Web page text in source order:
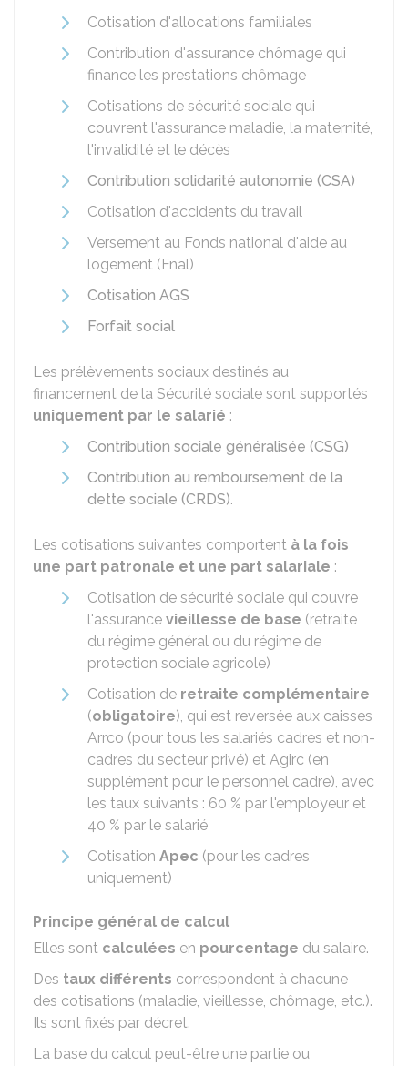
Cotisation d'allocations familiales
Contribution d'assurance chômage qui
finance les prestations chômage
Cotisations de sécurité sociale qui
couvrent l'assurance maladie, la maternité,
l'invalidité et le décès
Contribution solidarité autonomie (CSA)
Cotisation d'accidents du travail
Versement au Fonds national d'aide au
logement (Fnal)
Cotisation AGS
Forfait social
Les prélèvements sociaux destinés au
financement de la Sécurité sociale sont supportés
uniquement par le salarié :
Contribution sociale généralisée (CSG)
Contribution au remboursement de la
dette sociale (CRDS).
Les cotisations suivantes comportent à la fois
une part patronale et une part salariale :
Cotisation de sécurité sociale qui couvre
l'assurance vieillesse de base (retraite
du régime général ou du régime de
protection sociale agricole)
Cotisation de retraite complémentaire
(obligatoire), qui est reversée aux caisses
Arrco (pour tous les salariés cadres et non-
cadres du secteur privé) et Agirc (en
supplément pour le personnel cadre), avec
les taux suivants : 60 % par l'employeur et
40 % par le salarié
Cotisation Apec (pour les cadres
uniquement)
Principe général de calcul
Elles sont calculées en pourcentage du salaire.
Des taux différents correspondent à chacune
des cotisations (maladie, vieillesse, chômage, etc.).
Ils sont fixés par décret.
La base du calcul peut-être une partie ou